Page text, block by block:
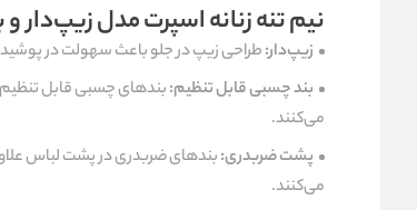
نیم‌ تنه زنانه اسپرت مدل زیپ‌دار
زیپ‌دار:طراحی زیپ در جلو باعث سهولت در
بند چسبی قابل تنظیم:بندهای چسبی قابل
می‌کنند.
پشت ضربدری:بندهای ضربدری در پشت لباس
می‌کنند.